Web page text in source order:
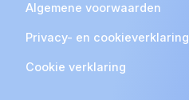
Algemene voorwaarden
Privacy- en cookieverklaring
Cookie verklaring